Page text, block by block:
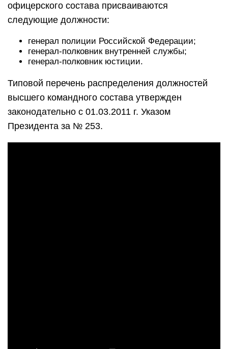
офицерского состава присваиваются
следующие должности:
генерал полиции Российской Федерации;
генерал-полковник внутренней службы;
генерал-полковник юстиции.
Типовой перечень распределения должностей
высшего командного состава утвержден
законодательно с 01.03.2011 г. Указом
Президента за № 253.